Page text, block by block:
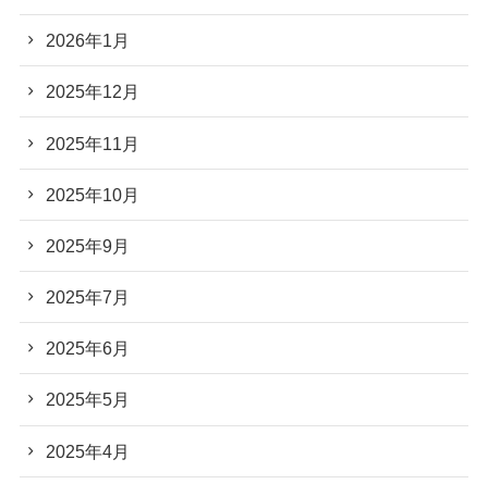
2026年1月
2025年12月
2025年11月
2025年10月
2025年9月
2025年7月
2025年6月
2025年5月
2025年4月